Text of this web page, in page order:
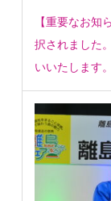
【重要なお知
択されました
いいたします。